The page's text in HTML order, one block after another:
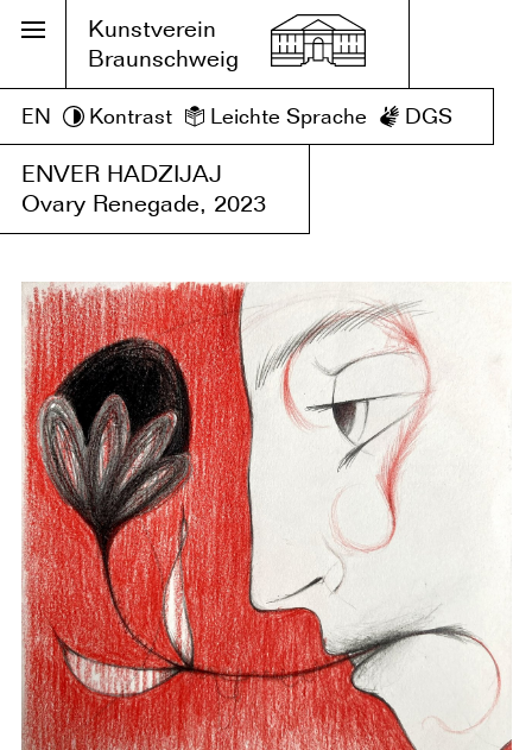
Kunstverein
Braunschweig
EN Kontrast Leichte Sprache DGS
ENVER HADZIJAJ
Ovary Renegade, 2023